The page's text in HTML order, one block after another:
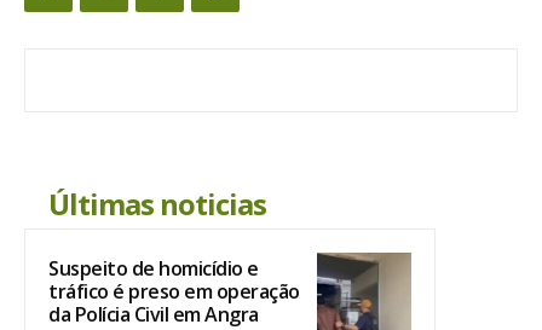
Últimas noticias
Suspeito de homicídio e
tráfico é preso em operação
da Polícia Civil em Angra